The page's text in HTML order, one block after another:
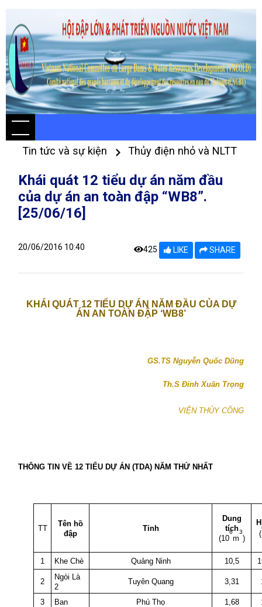
Tin tức và sự kiện Thủy điện nhỏ và NLTT
Khái quát 12 tiểu dự án năm đầu
của dự án an toàn đập “WB8”.
[25/06/16]
20/06/2016 10:40 425 LIKE SHARE
KHÁI QUÁT 12 TIỂU DỰ ÁN NĂM ĐẦU CỦA DỰ
ÁN AN TOÀN ĐẬP ‘WB8’
GS.TS Nguyễn Quốc Dũng
Th.S Đinh Xuân Trọng
VIỆN THỦY CÔNG
THÔNG TIN VỀ 12 TIỂU DỰ ÁN (TDA) NĂM THỨ NHẤT
TT
Tên hồ
đập
Tỉnh
Dung
tích
(10
6
m
3
)
H
1 Khe Chè Quảng Ninh 10,5
2
Ngòi Là
2
Tuyên Quang 3,31
3 Ban Phú Thọ 1,68